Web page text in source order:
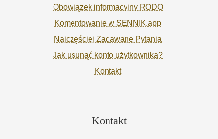
Obowiązek informacyjny RODO
Komentowanie w SENNIK.app
Najczęściej Zadawane Pytania
Jak usunąć konto użytkownika?
Kontakt
Kontakt